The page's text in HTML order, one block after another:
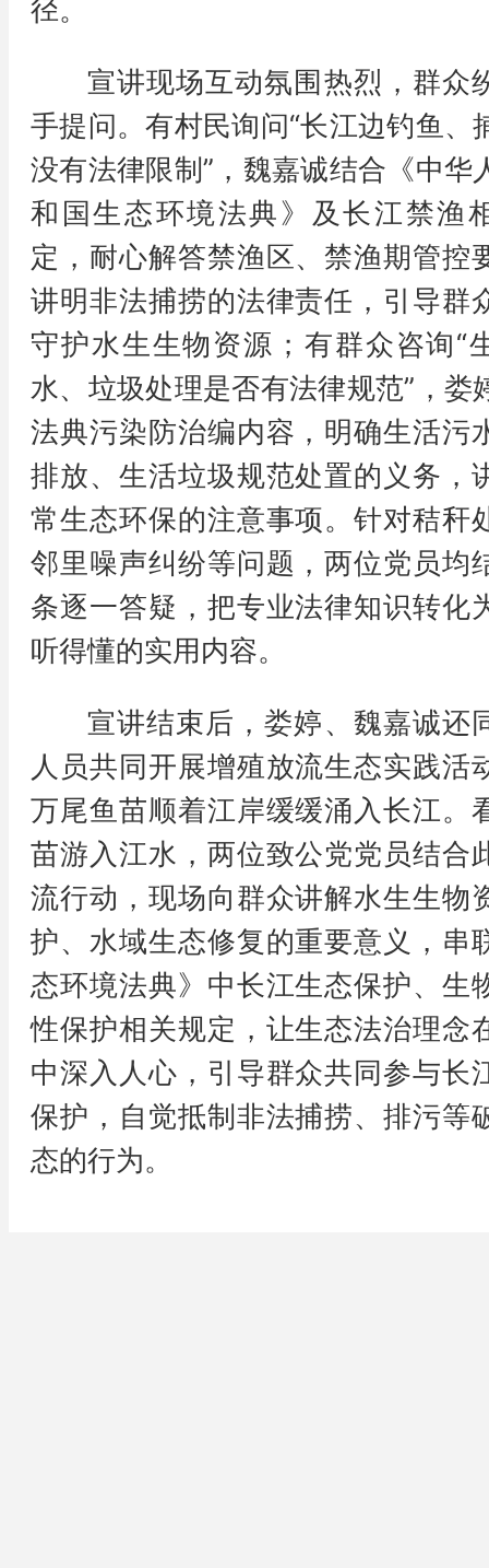
径。
宣讲现场互动氛围热烈，群众
手提问。有村民询问“长江边钓鱼、
没有法律限制”，魏嘉诚结合《中华
和国生态环境法典》及长江禁渔
定，耐心解答禁渔区、禁渔期管控
讲明非法捕捞的法律责任，引导群
守护水生生物资源；有群众咨询“
水、垃圾处理是否有法律规范”，娄
法典污染防治编内容，明确生活污
排放、生活垃圾规范处置的义务，
常生态环保的注意事项。针对秸秆
邻里噪声纠纷等问题，两位党员均
条逐一答疑，把专业法律知识转化
听得懂的实用内容。
宣讲结束后，娄婷、魏嘉诚还
人员共同开展增殖放流生态实践活
万尾鱼苗顺着江岸缓缓涌入长江。
苗游入江水，两位致公党党员结合
流行动，现场向群众讲解水生生物
护、水域生态修复的重要意义，串
态环境法典》中长江生态保护、生
性保护相关规定，让生态法治理念
中深入人心，引导群众共同参与长
保护，自觉抵制非法捕捞、排污等
态的行为。